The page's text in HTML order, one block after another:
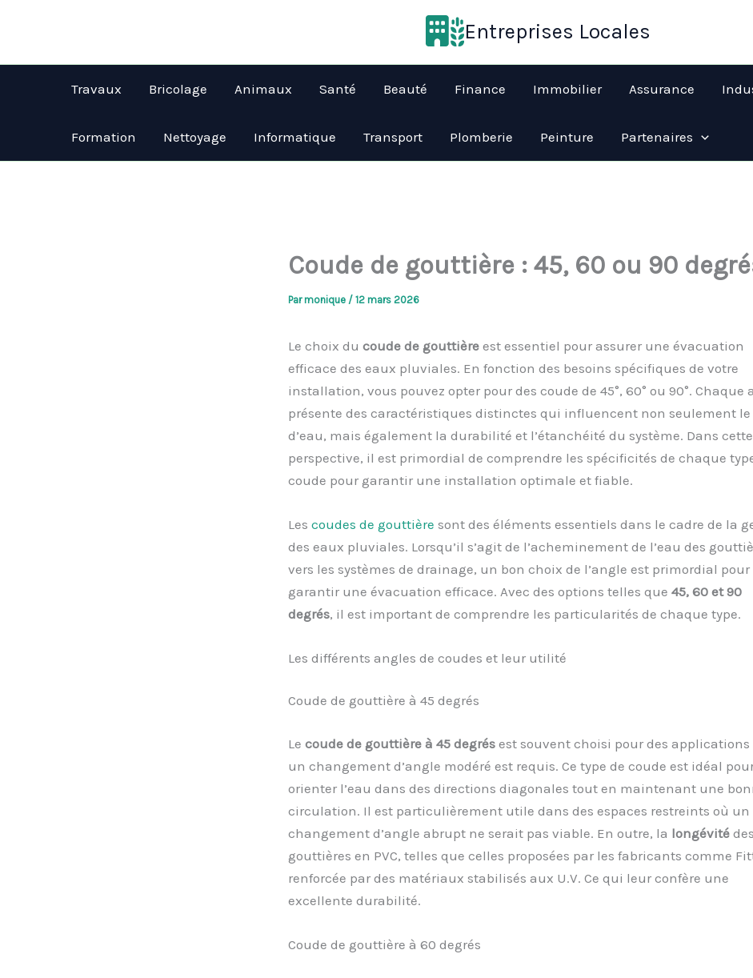
Entreprises Locales
Travaux Bricolage Animaux Santé Beauté Finance Immobilier Assurance
Formation Nettoyage Informatique Transport Plomberie Peinture Partenaires
Coude de gouttière : 45, 60 ou 90
Parmonique / 12 mars 2026
Le choix du coude de gouttièreest essentiel pour assurer une évacuation
efficace des eaux pluviales. En fonction des besoins spécifiques de votre
installation, vous pouvez opter pour des coude de 45°, 60° ou 90°. Chaque
présente des caractéristiques distinctes qui influencent non seulement
d’eau, mais également la durabilité et l’étanchéité du système. Dans cette
perspective, il est primordial de comprendre les spécificités de chaque
coude pour garantir une installation optimale et fiable.
Les coudes de gouttière sont des éléments essentiels dans le cadre de la
des eaux pluviales. Lorsqu’il s’agit de l’acheminement de l’eau des
vers les systèmes de drainage, un bon choix de l’angle est primordial pour
garantir une évacuation efficace. Avec des options telles que 45, 60 et 90
degrés, il est important de comprendre les particularités de chaque type.
Les différents angles de coudes et leur utilité
Coude de gouttière à 45 degrés
Le coude de gouttière à 45 degrésest souvent choisi pour des applications
un changement d’angle modéré est requis. Ce type de coude est idéal
orienter l’eau dans des directions diagonales tout en maintenant une
circulation. Il est particulièrement utile dans des espaces restreints où un
changement d’angle abrupt ne serait pas viable. En outre, la longévitédes
gouttières en PVC, telles que celles proposées par les fabricants comme
renforcée par des matériaux stabilisés aux U.V. Ce qui leur confère une
excellente durabilité.
Coude de gouttière à 60 degrés